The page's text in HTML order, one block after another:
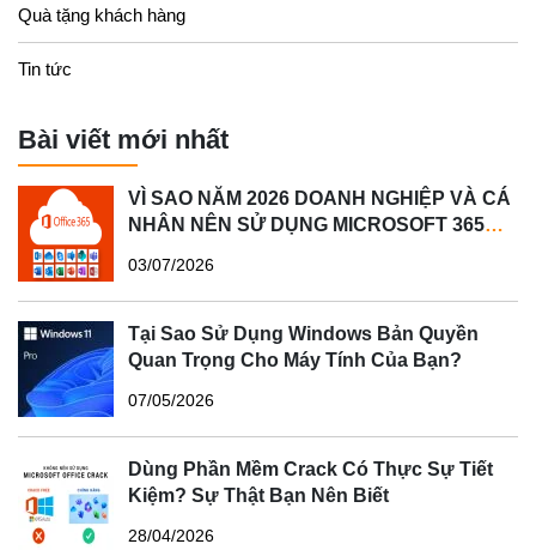
Quà tặng khách hàng
Tin tức
Bài viết mới nhất
VÌ SAO NĂM 2026 DOANH NGHIỆP VÀ CÁ
NHÂN NÊN SỬ DỤNG MICROSOFT 365
03/07/2026
Tại Sao Sử Dụng Windows Bản Quyền
Quan Trọng Cho Máy Tính Của Bạn?
07/05/2026
Dùng Phần Mềm Crack Có Thực Sự Tiết
Kiệm? Sự Thật Bạn Nên Biết
28/04/2026